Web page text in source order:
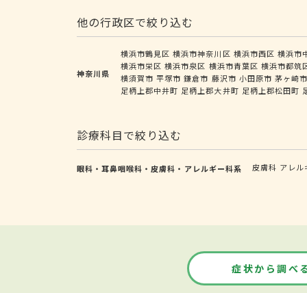
他の行政区で絞り込む
神奈川県
横浜市鶴見区 横浜市神奈川区 横浜市西区 横浜市
横浜市栄区 横浜市泉区 横浜市青葉区 横浜市都筑
横須賀市 平塚市 鎌倉市 藤沢市 小田原市 茅ヶ崎
足柄上郡中井町 足柄上郡大井町 足柄上郡松田町
診療科目で絞り込む
眼科・耳鼻咽喉科・皮膚科・アレルギー科系 皮膚科 アレル
症状から調べ